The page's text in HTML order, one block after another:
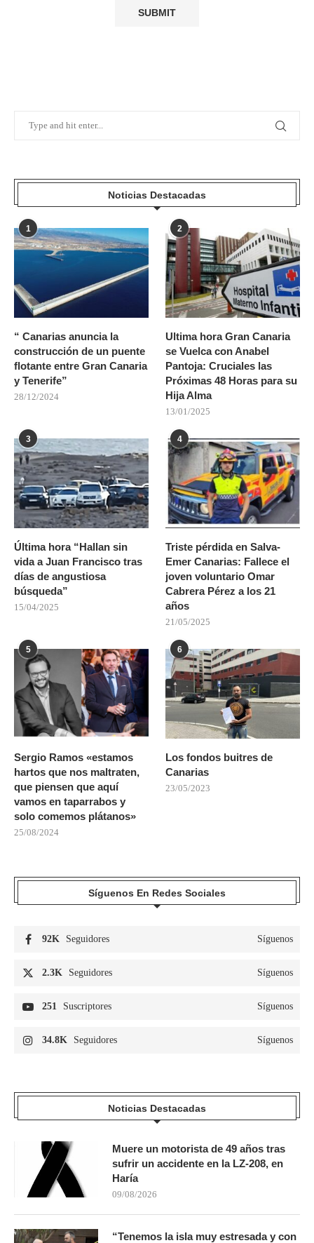
Noticias Destacadas
1
“ Canarias anuncia la
construcción de un puente
flotante entre Gran Canaria
y Tenerife”
28/12/2024
2
Ultima hora Gran Canaria
se Vuelca con Anabel
Pantoja: Cruciales las
Próximas 48 Horas para su
Hija Alma
13/01/2025
3
Última hora “Hallan sin
vida a Juan Francisco tras
días de angustiosa
búsqueda”
15/04/2025
4
Triste pérdida en Salva-
Emer Canarias: Fallece el
joven voluntario Omar
Cabrera Pérez a los 21
años
21/05/2025
5
Sergio Ramos «estamos
hartos que nos maltraten,
que piensen que aquí
vamos en taparrabos y
solo comemos plátanos»
25/08/2024
6
Los fondos buitres de
Canarias
23/05/2023
Síguenos En Redes Sociales
92K Seguidores Síguenos
2.3K Seguidores Síguenos
251 Suscriptores Síguenos
34.8K Seguidores Síguenos
Noticias Destacadas
Muere un motorista de 49 años tras
sufrir un accidente en la LZ-208, en
Haría
09/08/2026
“Tenemos la isla muy estresada y con